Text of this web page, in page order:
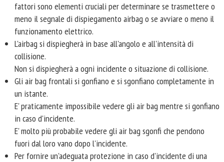
fattori sono elementi cruciali per determinare se trasmettere o
meno il segnale di dispiegamento airbag o se avviare o meno il
funzionamento elettrico.
L'airbag si dispiegherà in base all'angolo e all'intensità di
collisione.
Non si dispiegherà a ogni incidente o situazione di collisione.
Gli air bag frontali si gonfiano e si sgonfiano completamente in
un istante.
E' praticamente impossibile vedere gli air bag mentre si gonfiano
in caso d'incidente.
E' molto più probabile vedere gli air bag sgonfi che pendono
fuori dal loro vano dopo l'incidente.
Per fornire un'adeguata protezione in caso d'incidente di una